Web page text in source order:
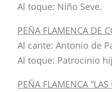
Al toque: Niño Seve.
PEÑA FLAMENCA DE
Al cante: Antonio de
Al toque: Patrocinio
PEÑA FLAMENCA “LAS